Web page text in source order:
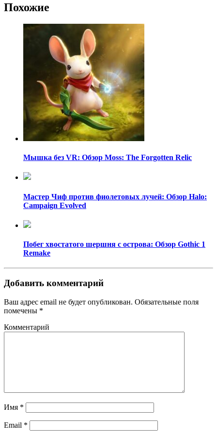
Похожие
Мышка без VR: Обзор Moss: The Forgotten Relic
Мастер Чиф против фиолетовых лучей: Обзор Halo:
Campaign Evolved
Побег хвостатого шершня с острова: Обзор Gothic 1
Remake
Добавить комментарий
Ваш адрес email не будет опубликован. Обязательные поля
помечены *
Комментарий
Имя *
Email *